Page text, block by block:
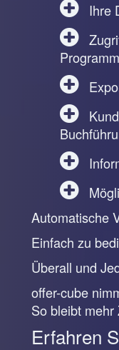
Ihre
Automatische
Einfach zu
Überall und
offer-cube
So bleibt
Erfahren